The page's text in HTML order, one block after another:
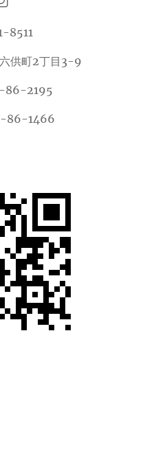
8511
供町2丁目3-9
86-2195
86-1466